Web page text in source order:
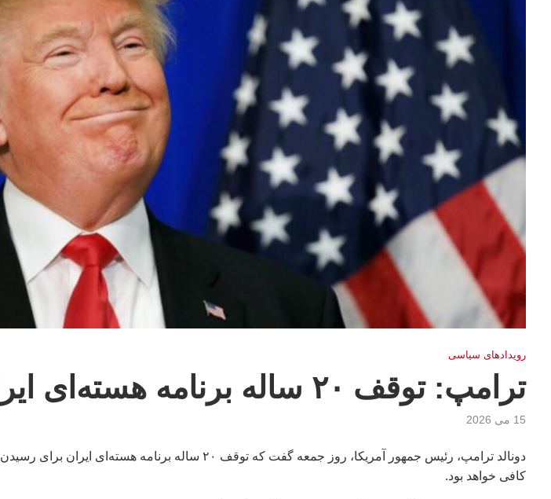
رویدادهای سیاسی
ترامپ: توقف ۲۰ ساله برنامه هسته‌ای ایران
15 می 2026
دونالد ترامپ، رئیس جمهور آمریکا، روز جمعه گفت که توقف ۲۰ ساله
کافی خواهد بود.